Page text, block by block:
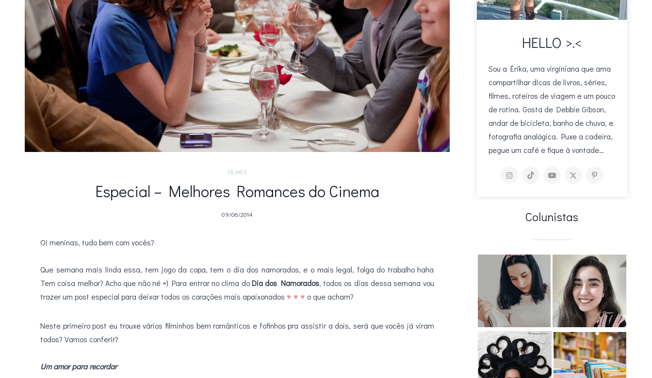
FILMES
Especial – Melhores Romances do Cinema
09/06/2014
Oi meninas, tudo bem com vocês?
Que semana mais linda essa, tem jogo da copa, tem o dia dos namorados, e o mais legal, folga do trabalho haha
Tem coisa melhor? Acho que não né =) Para entrar no clima doDia dos Namorados, todos os dias dessa semana vou
trazer um post especial para deixar todos os corações mais apaixonados ♥ ♥ ♥ o que acham?
Neste primeiro post eu trouxe vários filminhos bem românticos e fofinhos pra assistir a dois, será que vocês já viram
todos? Vamos conferir?
Um amor para recordar
HELLO >.<
Sou a Érika, uma virginiana que ama
compartilhar dicas de livros, séries,
filmes, roteiros de viagem e um pouco
de rotina. Gosta de Debbie Gibson,
andar de bicicleta, banho de chuva, e
fotografia analógica. Puxe a cadeira,
pegue um café e fique à vontade…
Colunistas